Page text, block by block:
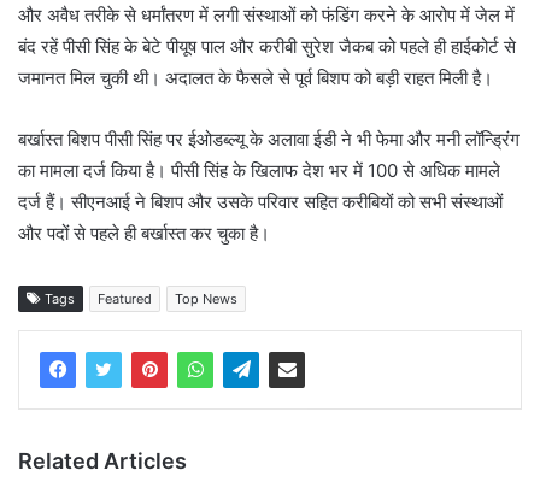
और अवैध तरीके से धर्मांतरण में लगी संस्थाओं को फंडिंग करने के आरोप में जेल में
बंद रहें पीसी सिंह के बेटे पीयूष पाल और करीबी सुरेश जैकब को पहले ही हाईकोर्ट से
जमानत मिल चुकी थी। अदालत के फैसले से पूर्व बिशप को बड़ी राहत मिली है।
बर्खास्त बिशप पीसी सिंह पर ईओडब्ल्यू के अलावा ईडी ने भी फेमा और मनी लॉन्ड्रिंग
का मामला दर्ज किया है। पीसी सिंह के खिलाफ देश भर में 100 से अधिक मामले
दर्ज हैं। सीएनआई ने बिशप और उसके परिवार सहित करीबियों को सभी संस्थाओं
और पदों से पहले ही बर्खास्त कर चुका है।
Tags Featured Top News
Related Articles